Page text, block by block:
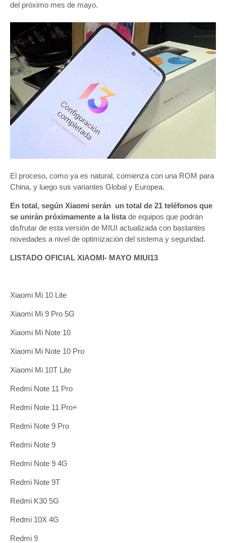
del próximo mes de mayo.
El proceso, como ya es natural, comienza con una ROM para
China, y luego sus variantes Global y Europea.
En total, según Xiaomi serán un total de 21 teléfonos que
se unirán próximamente a la listade equipos que podrán
disfrutar de esta versión de MIUI actualizada con bastantes
novedades a nivel de optimización del sistema y seguridad.
LISTADO OFICIAL XIAOMI- MAYO MIUI13
Xiaomi Mi 10 Lite
Xiaomi Mi 9 Pro 5G
Xiaomi Mi Note 10
Xiaomi Mi Note 10 Pro
Xiaomi Mi 10T Lite
Redmi Note 11 Pro
Redmi Note 11 Pro+
Redmi Note 9 Pro
Redmi Note 9
Redmi Note 9 4G
Redmi Note 9T
Redmi K30 5G
Redmi 10X 4G
Redmi 9